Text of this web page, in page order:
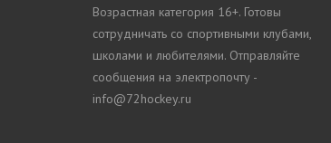
Возрастная категория 16+. Готовы
сотрудничать со спортивными клубами,
школами и любителями. Отправляйте
сообщения на электропочту -
info@72hockey.ru